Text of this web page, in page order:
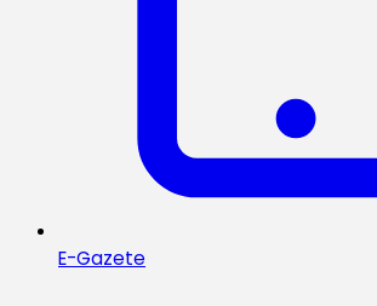
E-Gazete